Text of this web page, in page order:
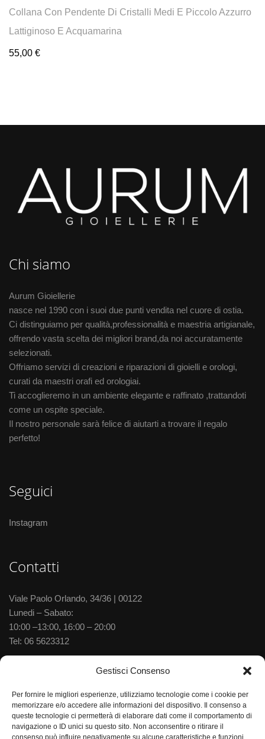
Gestisci Consenso
Per fornire le migliori esperienze, utilizziamo tecnologie come i cookie per
memorizzare e/o accedere alle informazioni del dispositivo. Il consenso a
queste tecnologie ci permetterà di elaborare dati come il comportamento di
navigazione o ID unici su questo sito. Non acconsentire o ritirare il
consenso può influire negativamente su alcune caratteristiche e funzioni.
Collana Con Pendente Di Cristalli Medi E Piccolo Azzurro
Lattiginoso E Acquamarina
55,00 €
Chi siamo
Aurum Gioiellerie
nasce nel 1990 con i suoi due punti vendita nel cuore di ostia.
Ci distinguiamo per qualità,professionalità e maestria artigianale,
offrendo vasta scelta dei migliori brand,da noi accuratamente
selezionati.
Offriamo servizi di creazioni e riparazioni di gioielli e orologi,
curati da maestri orafi ed orologiai.
Ti accoglieremo in un ambiente elegante e raffinato ,trattandoti
come un ospite speciale.
Il nostro personale sarà felice di aiutarti a trovare il regalo
perfetto!
Seguici
Instagram
Contatti
Viale Paolo Orlando, 34/36 | 00122
Lunedi – Sabato:
10:00 –13:00, 16:00 – 20:00
Tel: 06 5623312
Via delle Baleniere, 52 | 00122
10:00 –13:30, 15:30–20:00
Tel:06 5673702